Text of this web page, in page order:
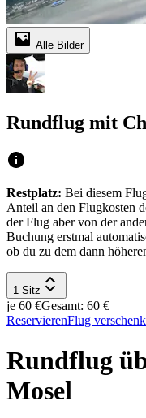
Alle Bilder
Rundflug mit
Restplatz: Bei diesem
Anteil an den Flugkosten
der Flug aber von der
Buchung erstmal
ob du zu dem dann
1 Sitz
je 60 €Gesamt: 60 €
ReservierenFlug
Rundflug
Mosel